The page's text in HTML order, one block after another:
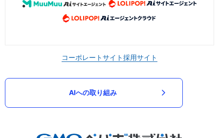
コーポレートサイト採用サイト
AIへの取り組み